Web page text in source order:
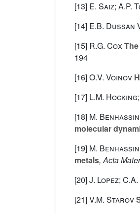
[13] E. Saiz; A.P.
[14] E.B. Dussan
[15] R.G. Cox
194
[16]O.V. Voinov
[17] L.M.
[18] M.
molecular
[19] M.
metals, Acta
[20]J. Lopez;
[21]V.M. Starov